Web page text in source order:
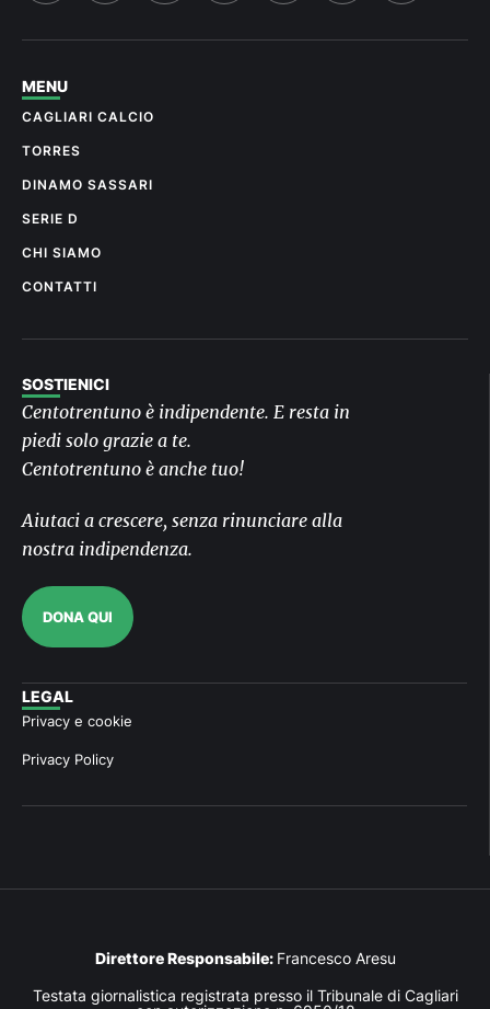
MENU
CAGLIARI CALCIO
TORRES
DINAMO SASSARI
SERIE D
CHI SIAMO
CONTATTI
SOSTIENICI
Centotrentuno è indipendente. E resta in
piedi solo grazie a te.
Centotrentuno è anche tuo!
Aiutaci a crescere, senza rinunciare alla
nostra indipendenza.
DONA QUI
LEGAL
Privacy e cookie
Privacy Policy
Direttore Responsabile: Francesco Aresu
Testata giornalistica registrata presso il Tribunale di Cagliari